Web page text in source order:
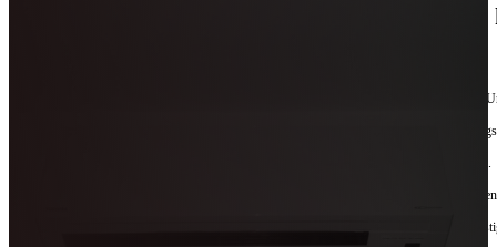
🔧 Geräte-Retter-Prämie – Weil
Manchmal braucht es nur eine zweite Chance. Für Geräte. Für Ressourcen. Für unsere
reparieren wir, was andere
Jede gerettete Maschine zählt. Jeder reparierte Motor wirkt. Jede Entscheidung macht
Reparieren statt wegwerfen. Verantwortung statt Verschwendung. Zukunft statt